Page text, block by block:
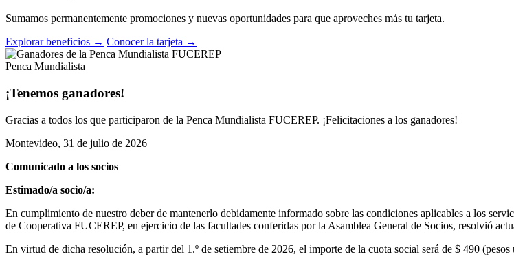
Sumamos permanentemente promociones y nuevas oportunidades para que aproveches más tu tarjeta.
Explorar beneficios → Conocer la tarjeta →
Penca Mundialista
¡Tenemos ganadores!
Gracias a todos los que participaron de la Penca Mundialista FUCEREP. ¡Felicitaciones a los ganadores!
Montevideo, 31 de julio de 2026
Comunicado a los socios
Estimado/a socio/a:
En cumplimiento de nuestro deber de mantenerlo debidamente informado sobre las condiciones aplicables a los
de Cooperativa FUCEREP, en ejercicio de las facultades conferidas por la Asamblea General de Socios, resolvió
En virtud de dicha resolución, a partir del 1.º de setiembre de 2026, el importe de la cuota social será de $ 490